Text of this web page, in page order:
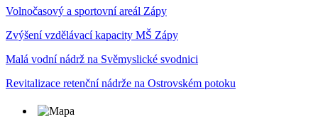
Volnočasový a sportovní areál Zápy
Zvýšení vzdělávací kapacity MŠ Zápy
Malá vodní nádrž na Svěmyslické svodnici
Revitalizace retenční nádrže na Ostrovském potoku